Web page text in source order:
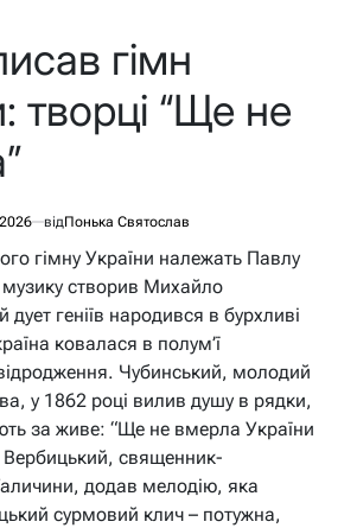
гімн
творці “Ще не
відПонька Святослав
гімну України належать Павлу
створив Михайло
геніїв народився в бурхливі
ковалася в полум’ї
Чубинський, молодий
у 1862 році вилив душу в рядки,
за живе: “Ще не вмерла України
Вербицький, священник-
додав мелодію, яка
сурмовий клич – потужна,